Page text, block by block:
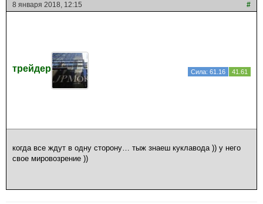
8 января 2018, 12:15 #
трейдер Сила: 61.16 41.61
когда все ждут в одну сторону… тыж знаеш куклавода )) у него
свое мировозрение ))